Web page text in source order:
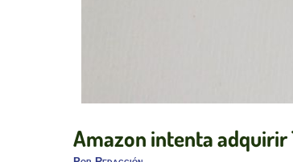
Amazon intenta adquirir